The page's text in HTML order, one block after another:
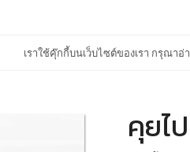
เราใช้คุ๊กกี้บนเว็บไซต์ของเรา กรุณา
คุยไ